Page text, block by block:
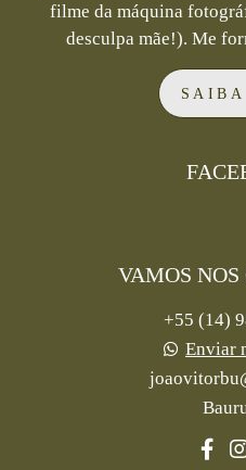
filme da máquina
desculpa mãe!). Me
VAMOS NOS
+55 (14)
Enviar